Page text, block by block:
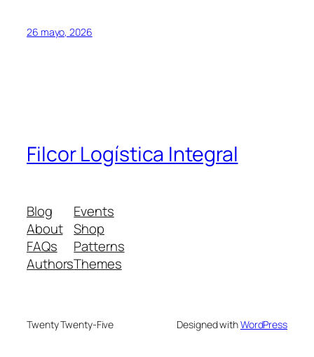
26 mayo, 2026
Filcor Logística Integral
Blog
About
FAQs
Authors
Events
Shop
Patterns
Themes
Twenty Twenty-Five Designed withWordPress